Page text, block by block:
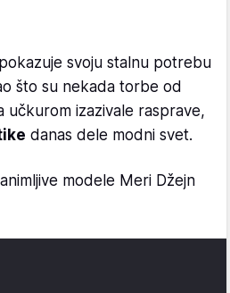
svoju stalnu potrebu
što su nekada torbe od
učkurom izazivale rasprave,
danas dele modni svet.
modele Meri Džejn